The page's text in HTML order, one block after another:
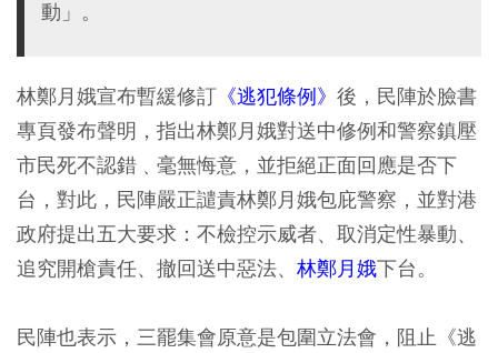
動」。
林鄭月娥宣布暫緩修訂 《逃犯條例》 後，民陣於臉書
專頁發布聲明，指出林鄭月娥對送中修例和警察鎮壓
市民死不認錯﹑毫無悔意，並拒絕正面回應是否下
台，對此，民陣嚴正譴責林鄭月娥包庇警察，並對港
政府提出五大要求：不檢控示威者、取消定性暴動、
追究開槍責任、撤回送中惡法、 林鄭月娥下台。
民陣也表示，三罷集會原意是包圍立法會，阻止《逃